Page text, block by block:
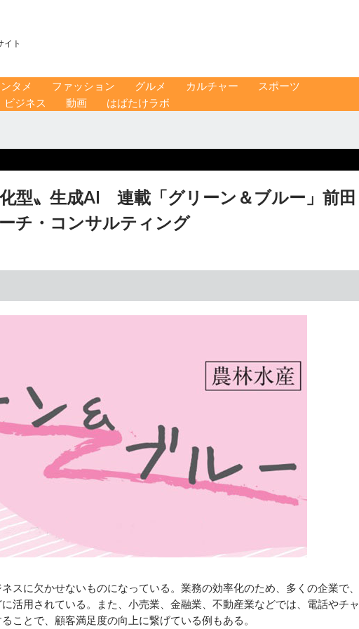
イト
タメ ファッション グルメ カルチャー
スポーツ
ビジネス 動画 はばたけラボ
型〟生成AI 連載「グリーン＆ブルー」前田
チ・コンサルティング
スに欠かせないものになっている。業務の効率化のため、多くの企業で、
活用されている。また、小売業、金融業、不動産業などでは、電話やチャ
ことで、顧客満足度の向上に繋げている例もある。